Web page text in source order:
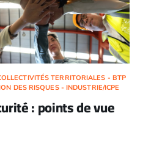
TERRITORIALES - BTP
DES RISQUES - INDUSTRIE/ICPE
: points de vue